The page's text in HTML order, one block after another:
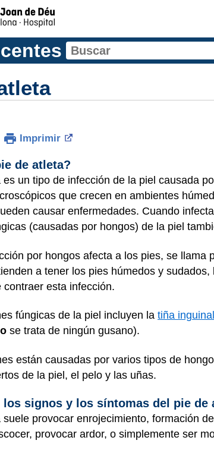
Imprimir
de atleta?
es un tipo de infección de la piel causada
que crecen en ambientes
causar enfermedades. Cuando
(causadas por hongos) de la piel
por hongos afecta a los pies, se
a tener los pies húmedos y
contraer esta infección.
fúngicas de la piel incluyen la tiña inguinal
se trata de ningún gusano).
están causadas por varios tipos de
de la piel, el pelo y las uñas.
los signos y los síntomas del pie de
suele provocar enrojecimiento, formación
provocar ardor, o simplemente ser